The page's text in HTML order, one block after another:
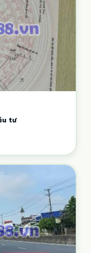
đầu tư